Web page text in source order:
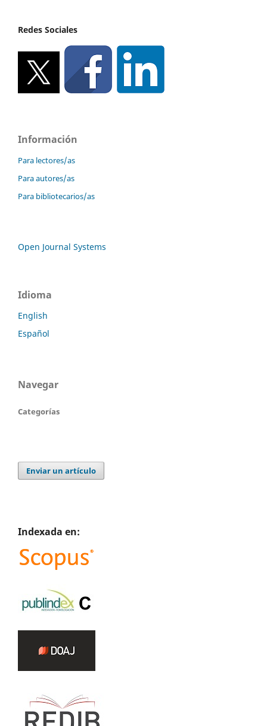
Redes Sociales
Información
Para lectores/as
Para autores/as
Para bibliotecarios/as
Open Journal Systems
Idioma
English
Español
Navegar
Categorías
Enviar un artículo
Indexada en: